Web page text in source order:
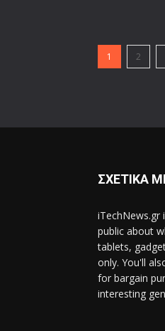
1 2
ΣΧΕΤΙΚΑ
public about
tablets,
only. You'll
for bargain
interesting